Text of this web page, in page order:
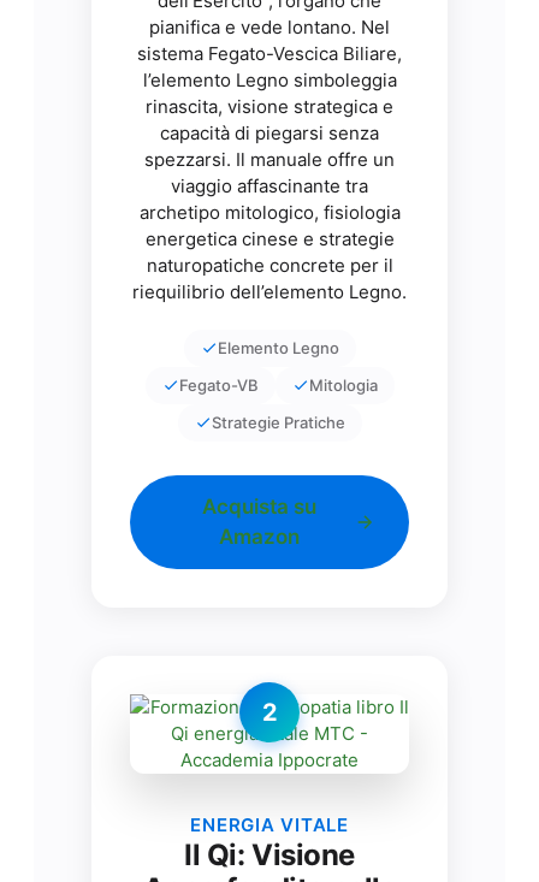
pianifica e vede lontano. Nel
sistema Fegato-Vescica Biliare,
l’elemento Legno simboleggia
rinascita, visione strategica e
capacità di piegarsi senza
spezzarsi. Il manuale offre un
viaggio affascinante tra
archetipo mitologico, fisiologia
energetica cinese e strategie
naturopatiche concrete per il
riequilibrio dell’elemento Legno.
Elemento Legno
Fegato-VB
Mitologia
Strategie Pratiche
Acquista su
Amazon
2
ENERGIA VITALE
Il Qi: Visione